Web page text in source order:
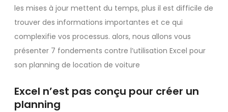
les mises à jour mettent du temps, plus il est difficile de
trouver des informations importantes et ce qui
complexifie vos processus. alors, nous allons vous
présenter 7 fondements contre l’utilisation Excel pour
son planning de location de voiture
Excel n’est pas conçu pour créer un
planning